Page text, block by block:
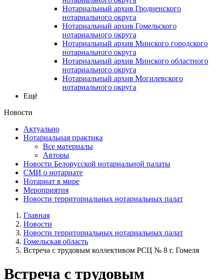
Нотариальный архив Гродненского
нотариального округа
Нотариальный архив Гомельского
нотариального округа
Нотариальный архив Минского городского
нотариального округа
Нотариальный архив Минского областного
нотариального округа
Нотариальный архив Могилевского
нотариального округа
Ещё
Новости
Актуально
Нотариальная практика
Все материалы
Авторы
Новости Белорусской нотариальной палаты
СМИ о нотариате
Нотариат в мире
Мероприятия
Новости территориальных нотариальных палат
Главная
Новости
Новости территориальных нотариальных палат
Гомельская область
Встреча с трудовым коллективом РСЦ № 8 г. Гомеля
Встреча с трудовым